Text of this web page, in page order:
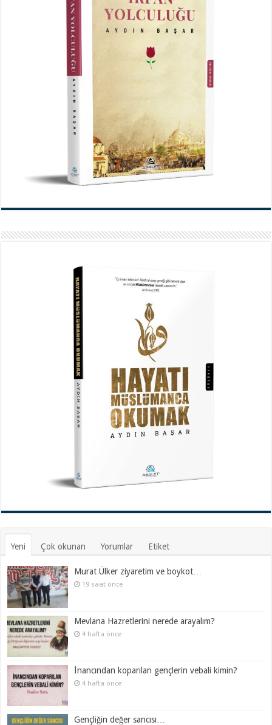
Yeni Çok okunan Yorumlar Etiket
Murat Ülker ziyaretim ve boykot…
19 saat önce
Mevlana Hazretlerini nerede arayalım?
4 hafta önce
İnancından koparılan gençlerin vebali kimin?
4 hafta önce
Gençliğin değer sancısı…